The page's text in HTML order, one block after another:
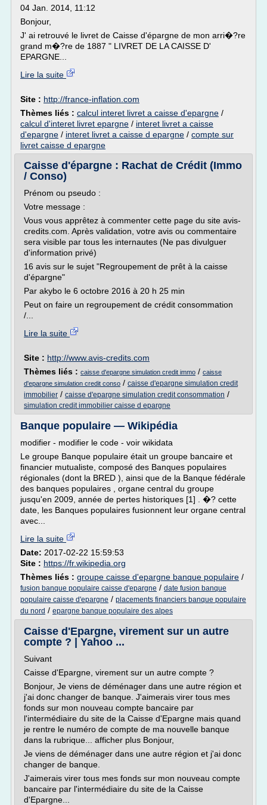
04 Jan. 2014, 11:12
Bonjour,
J' ai retrouvé le livret de Caisse d'épargne de mon arri�?re
grand m�?re de 1887 " LIVRET DE LA CAISSE D'
EPARGNE...
Lire la suite
Site : http://france-inflation.com
Thèmes liés : calcul interet livret a caisse d'epargne /
calcul d'interet livret epargne / interet livret a caisse
d'epargne / interet livret a caisse d epargne / compte sur
livret caisse d epargne
Caisse d'épargne : Rachat de Crédit (Immo
/ Conso)
Prénom ou pseudo :
Votre message :
Vous vous apprêtez à commenter cette page du site avis-
credits.com. Après validation, votre avis ou commentaire
sera visible par tous les internautes (Ne pas divulguer
d'information privé)
16 avis sur le sujet "Regroupement de prêt à la caisse
d'épargne"
Par akybo le 6 octobre 2016 à 20 h 25 min
Peut on faire un regroupement de crédit consommation
/...
Lire la suite
Site : http://www.avis-credits.com
Thèmes liés : caisse d'epargne simulation credit immo / caisse
d'epargne simulation credit conso / caisse d'epargne simulation credit
immobilier / caisse d'epargne simulation credit consommation /
simulation credit immobilier caisse d epargne
Banque populaire — Wikipédia
modifier - modifier le code - voir wikidata
Le groupe Banque populaire était un groupe bancaire et
financier mutualiste, composé des Banques populaires
régionales (dont la BRED ), ainsi que de la Banque fédérale
des banques populaires , organe central du groupe
jusqu'en 2009, année de pertes historiques [1] . �? cette
date, les Banques populaires fusionnent leur organe central
avec...
Lire la suite
Date: 2017-02-22 15:59:53
Site : https://fr.wikipedia.org
Thèmes liés : groupe caisse d'epargne banque populaire /
fusion banque populaire caisse d'epargne / date fusion banque
populaire caisse d'epargne / placements financiers banque populaire
du nord / epargne banque populaire des alpes
Caisse d'Epargne, virement sur un autre
compte ? | Yahoo ...
Suivant
Caisse d'Epargne, virement sur un autre compte ?
Bonjour, Je viens de déménager dans une autre région et
j'ai donc changer de banque. J'aimerais virer tous mes
fonds sur mon nouveau compte bancaire par
l'intermédiaire du site de la Caisse d'Epargne mais quand
je rentre le numéro de compte de ma nouvelle banque
dans la rubrique... afficher plus Bonjour,
Je viens de déménager dans une autre région et j'ai donc
changer de banque.
J'aimerais virer tous mes fonds sur mon nouveau compte
bancaire par l'intermédiaire du site de la Caisse
d'Epargne...